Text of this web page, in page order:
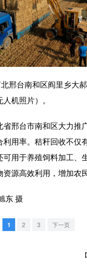
视频 图片
央文件 金融
人居 信息化
台南和区阎里乡大
机照片）。
邢台市南和区大力推
用率。秸秆回收不仅
用于养殖饲料加工、
源高效利用，增加农
东 摄
1 2 3 下一页